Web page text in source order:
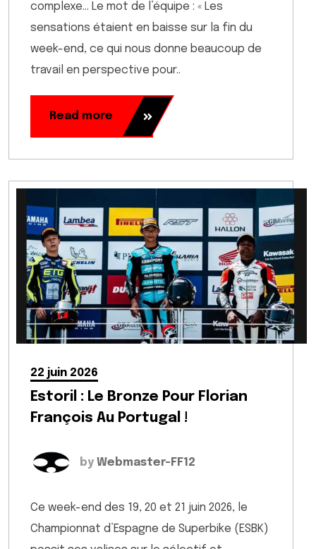
complexe… Le mot de l’équipe : « Les
sensations étaient en baisse sur la fin du
week-end, ce qui nous donne beaucoup de
travail en perspective pour..
Read more
22 juin 2026
Estoril : Le Bronze Pour Florian
François Au Portugal !
by Webmaster-FF12
Ce week-end des 19, 20 et 21 juin 2026, le
Championnat d’Espagne de Superbike (ESBK)